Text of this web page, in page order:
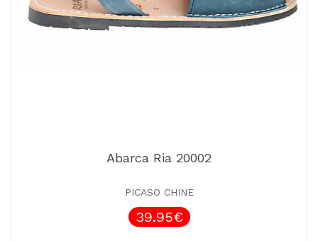
Abarca Ria 20002
PICASO CHINE
39.95€